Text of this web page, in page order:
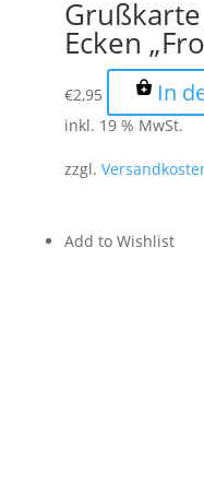
Ecken
€2,95 In
inkl. 19 % MwSt.
zzgl.
Add to Wishlist